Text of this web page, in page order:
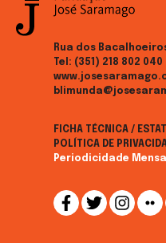
Rua dos
Tel: (351) 218 802 040
FICHA TÉCNICA /
POLÍTICA DE
Periodicidade Mensal